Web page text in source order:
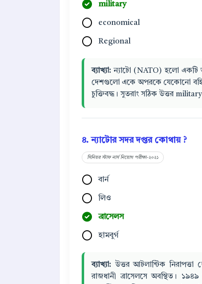
military
economical
Regional
ব্যাখ্যা: ন্যাটো (NATO) হলো একটি
দেশগুলো একে অপরকে যেকোনো
চুক্তিবদ্ধ। সুতরাং সঠিক উত্তর
৪. ন্যাটোর সদর দপ্তর কোথায় ?
সিনিয়র স্টাফ নার্স নিয়োগ পরীক্ষা-২০২১
বার্ন
লিও
ব্রাসেলস
হামবুর্গ
ব্যাখ্যা: উত্তর আটলান্টিক
রাজধানী ব্রাসেলসে অবস্থিত।